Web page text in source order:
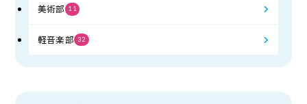
美術部 11
軽音楽部 32